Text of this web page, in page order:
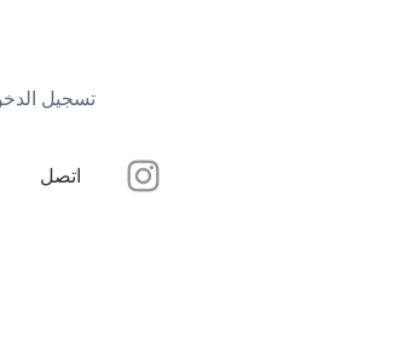
تسجيل
اتصل